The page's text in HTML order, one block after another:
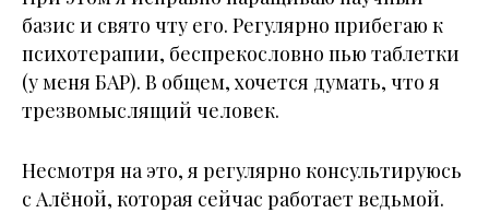
базис и свято чту его. Регулярно прибегаю к
психотерапии, беспрекословно пью таблетки
(у меня БАР). В общем, хочется думать, что я
трезвомыслящий человек.
Несмотря на это, я регулярно консультируюсь
с Алёной, которая сейчас работает ведьмой.